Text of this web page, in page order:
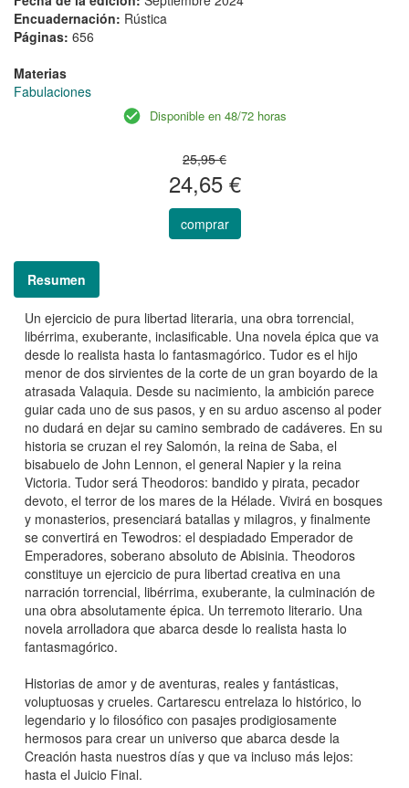
Encuadernación: Rústica
Páginas: 656
Materias
Fabulaciones
Disponible en 48/72 horas
25,95 €
24,65 €
comprar
Resumen
Un ejercicio de pura libertad literaria, una obra torrencial,
libérrima, exuberante, inclasificable. Una novela épica que va
desde lo realista hasta lo fantasmagórico. Tudor es el hijo
menor de dos sirvientes de la corte de un gran boyardo de la
atrasada Valaquia. Desde su nacimiento, la ambición parece
guiar cada uno de sus pasos, y en su arduo ascenso al poder
no dudará en dejar su camino sembrado de cadáveres. En su
historia se cruzan el rey Salomón, la reina de Saba, el
bisabuelo de John Lennon, el general Napier y la reina
Victoria. Tudor será Theodoros: bandido y pirata, pecador
devoto, el terror de los mares de la Hélade. Vivirá en bosques
y monasterios, presenciará batallas y milagros, y finalmente
se convertirá en Tewodros: el despiadado Emperador de
Emperadores, soberano absoluto de Abisinia. Theodoros
constituye un ejercicio de pura libertad creativa en una
narración torrencial, libérrima, exuberante, la culminación de
una obra absolutamente épica. Un terremoto literario. Una
novela arrolladora que abarca desde lo realista hasta lo
fantasmagórico.
Historias de amor y de aventuras, reales y fantásticas,
voluptuosas y crueles. Cartarescu entrelaza lo histórico, lo
legendario y lo filosófico con pasajes prodigiosamente
hermosos para crear un universo que abarca desde la
Creación hasta nuestros días y que va incluso más lejos:
hasta el Juicio Final.